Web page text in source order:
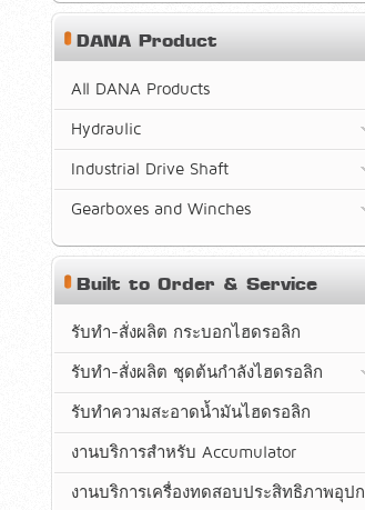
DANA Product
All DANA Products
Hydraulic
Industrial Drive Shaft
Gearboxes and Winches
Built to Order & Service
รับทำ-สั่งผลิต กระบอกไฮดรอลิก
รับทำ-สั่งผลิต ชุดต้นกำลังไฮดรอลิก
รับทำความสะอาดน้ำมันไฮดรอลิก
งานบริการสำหรับ Accumulator
งานบริการเครื่องทดสอบประสิทธิภาพอุปก